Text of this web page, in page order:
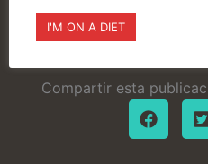
apareció por primera
Compartir esta
I'M ON A DIET